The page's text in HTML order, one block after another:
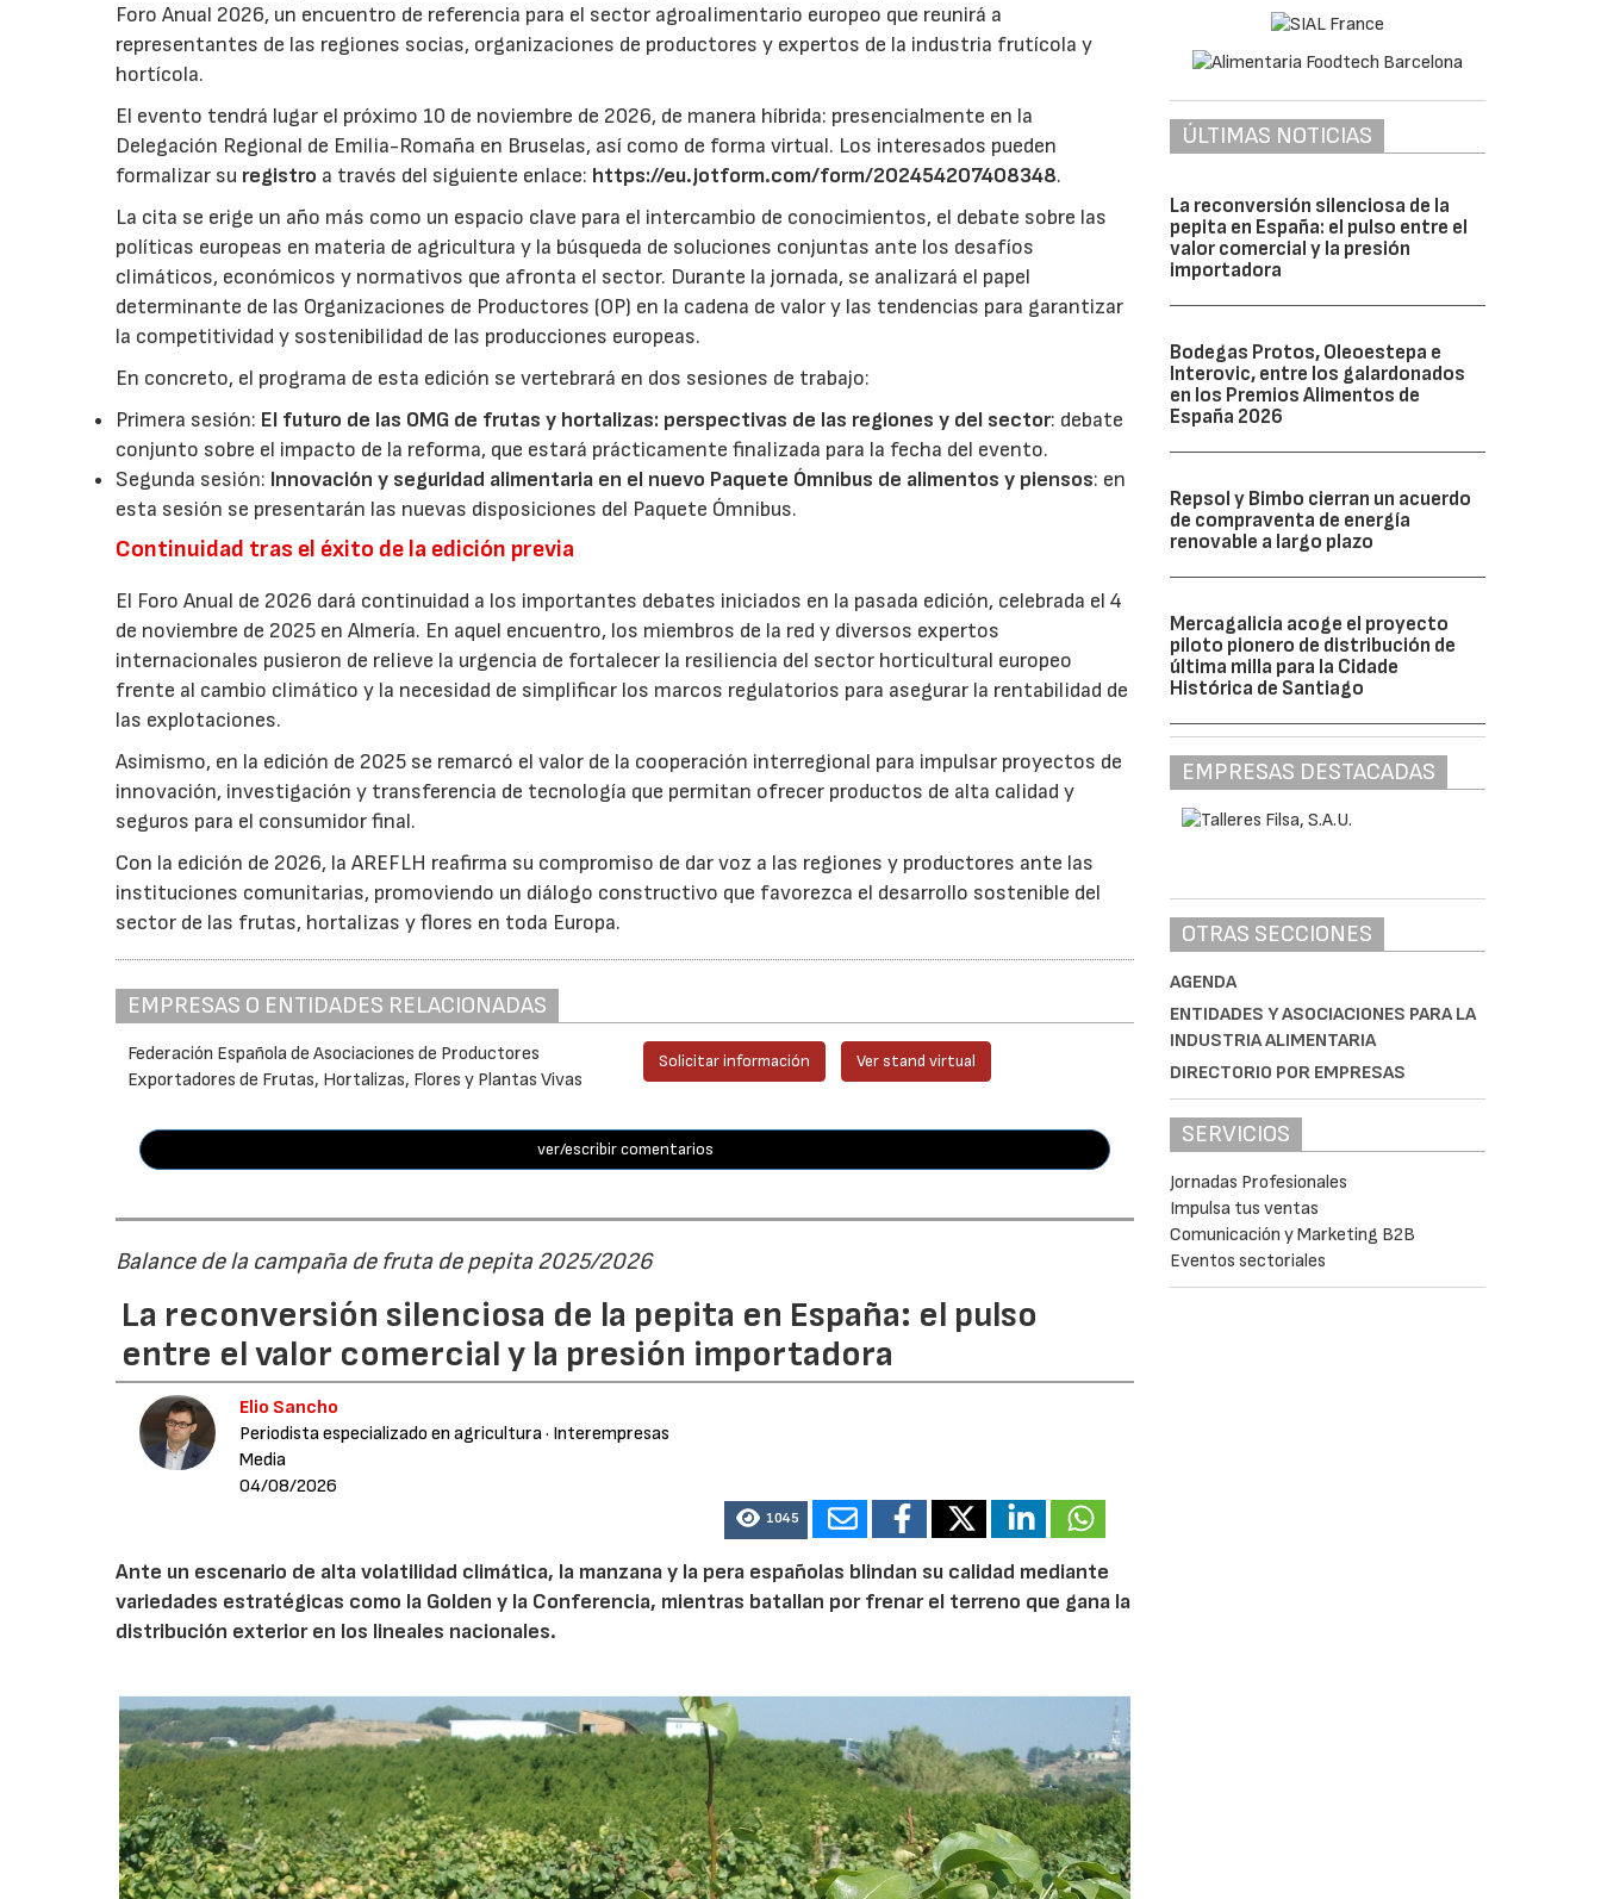
Foro Anual 2026, un encuentro de referencia para el sector agroalimentario europeo que reunirá a
representantes de las regiones socias, organizaciones de productores y expertos de la industria frutícola y
hortícola.
El evento tendrá lugar el próximo 10 de noviembre de 2026, de manera híbrida: presencialmente en la
Delegación Regional de Emilia-Romaña en Bruselas, así como de forma virtual. Los interesados pueden
formalizar su registro a través del siguiente enlace: https://eu.jotform.com/form/202454207408348.
La cita se erige un año más como un espacio clave para el intercambio de conocimientos, el debate sobre las
políticas europeas en materia de agricultura y la búsqueda de soluciones conjuntas ante los desafíos
climáticos, económicos y normativos que afronta el sector. Durante la jornada, se analizará el papel
determinante de las Organizaciones de Productores (OP) en la cadena de valor y las tendencias para garantizar
la competitividad y sostenibilidad de las producciones europeas.
En concreto, el programa de esta edición se vertebrará en dos sesiones de trabajo:
Primera sesión: El futuro de las OMG de frutas y hortalizas: perspectivas de las regiones y del sector: debate
conjunto sobre el impacto de la reforma, que estará prácticamente finalizada para la fecha del evento.
Segunda sesión: Innovación y seguridad alimentaria en el nuevo Paquete Ómnibus de alimentos y piensos: en
esta sesión se presentarán las nuevas disposiciones del Paquete Ómnibus.
Continuidad tras el éxito de la edición previa
El Foro Anual de 2026 dará continuidad a los importantes debates iniciados en la pasada edición, celebrada el 4
de noviembre de 2025 en Almería. En aquel encuentro, los miembros de la red y diversos expertos
internacionales pusieron de relieve la urgencia de fortalecer la resiliencia del sector horticultural europeo
frente al cambio climático y la necesidad de simplificar los marcos regulatorios para asegurar la rentabilidad de
las explotaciones.
Asimismo, en la edición de 2025 se remarcó el valor de la cooperación interregional para impulsar proyectos de
innovación, investigación y transferencia de tecnología que permitan ofrecer productos de alta calidad y
seguros para el consumidor final.
Con la edición de 2026, la AREFLH reafirma su compromiso de dar voz a las regiones y productores ante las
instituciones comunitarias, promoviendo un diálogo constructivo que favorezca el desarrollo sostenible del
sector de las frutas, hortalizas y flores en toda Europa.
EMPRESAS O ENTIDADES RELACIONADAS
Federación Española de Asociaciones de Productores
Exportadores de Frutas, Hortalizas, Flores y Plantas Vivas
Solicitar información Ver stand virtual
ver/escribir comentarios
Balance de la campaña de fruta de pepita 2025/2026
La reconversión silenciosa de la pepita en España: el pulso
entre el valor comercial y la presión importadora
Elio Sancho
Periodista especializado en agricultura· Interempresas
Media
04/08/2026
1045
Ante un escenario de alta volatilidad climática, la manzana y la pera españolas blindan su calidad mediante
variedades estratégicas como la Golden y la Conferencia, mientras batallan por frenar el terreno que gana la
distribución exterior en los lineales nacionales.
ÚLTIMAS NOTICIAS
La reconversión silenciosa de la
pepita en España: el pulso entre el
valor comercial y la presión
importadora
Bodegas Protos, Oleoestepa e
Interovic, entre los galardonados
en los Premios Alimentos de
España 2026
Repsol y Bimbo cierran un acuerdo
de compraventa de energía
renovable a largo plazo
Mercagalicia acoge el proyecto
piloto pionero de distribución de
última milla para la Cidade
Histórica de Santiago
EMPRESAS DESTACADAS
OTRAS SECCIONES
AGENDA
ENTIDADES Y ASOCIACIONES PARA LA
INDUSTRIA ALIMENTARIA
DIRECTORIO POR EMPRESAS
SERVICIOS
Jornadas Profesionales
Impulsa tus ventas
Comunicación y Marketing B2B
Eventos sectoriales